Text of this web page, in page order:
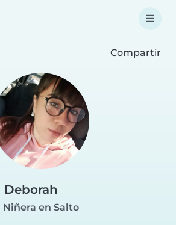
Compartir
Deborah
Niñera en Salto